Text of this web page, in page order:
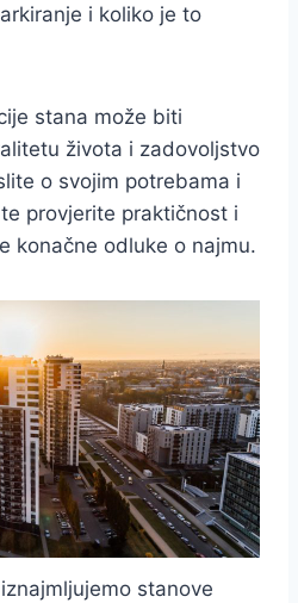
i koliko je to
stana može biti
života i zadovoljstvo
o svojim potrebama i
provjerite praktičnost i
konačne odluke o najmu.
stanove